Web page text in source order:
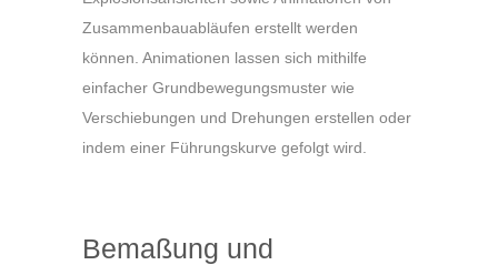
Zusammenbauabläufen erstellt werden
können. Animationen lassen sich mithilfe
einfacher Grundbewegungsmuster wie
Verschiebungen und Drehungen erstellen oder
indem einer Führungskurve gefolgt wird.
Bemaßung und